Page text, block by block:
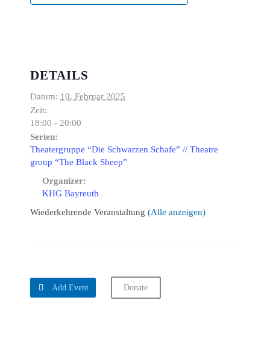
DETAILS
Datum: 10. Februar 2025
Zeit:
18:00 - 20:00
Serien:
Theatergruppe “Die Schwarzen Schafe” // Theatre
group “The Black Sheep”
Organizer:
KHG Bayreuth
Wiederkehrende Veranstaltung (Alle anzeigen)
 Add Event Donate